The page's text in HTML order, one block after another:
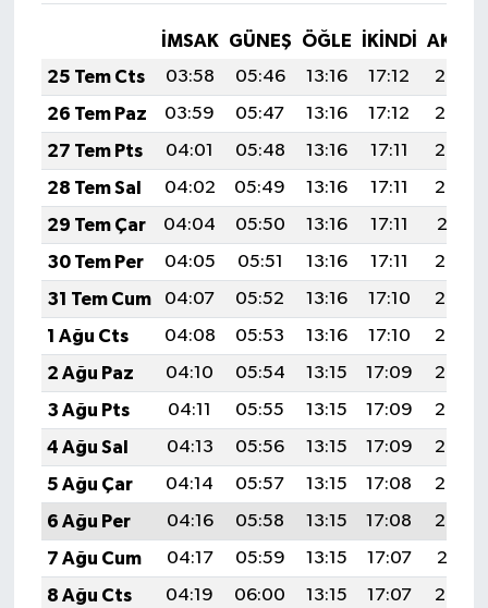
İMSAK GÜNEŞ ÖĞLE İKINDI
25 Tem Cts
03:58 05:46 13:16 17:12
20:35
26 Tem Paz
03:59 05:47 13:16 17:12
20:34
27 Tem Pts
04:01 05:48 13:16 17:11
20:33
28 Tem Sal
04:02 05:49 13:16 17:11
20:32
29 Tem Çar
04:04 05:50 13:16 17:11
20:31
30 Tem Per
04:05 05:51 13:16 17:11
20:30
31 Tem Cum
04:07 05:52 13:16 17:10
20:29
1 Ağu Cts
04:08 05:53 13:16 17:10
20:28
2 Ağu Paz
04:10 05:54 13:15 17:09
20:27
3 Ağu Pts
04:11 05:55 13:15 17:09
20:26
4 Ağu Sal
04:13 05:56 13:15 17:09
20:25
5 Ağu Çar
04:14 05:57 13:15 17:08
20:24
6 Ağu Per
04:16 05:58 13:15 17:08
20:23
7 Ağu Cum
04:17 05:59 13:15 17:07
20:21
8 Ağu Cts
04:19 06:00 13:15 17:07
20:20